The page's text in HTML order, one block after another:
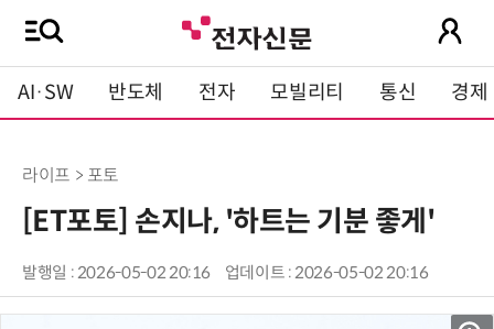
AI·SW 반도체 전자 모빌리티 통신 경제
라이프 > 포토
[ET포토] 손지나, '하트는 기분 좋게'
발행일 : 2026-05-02 20:16 업데이트 : 2026-05-02 20:16